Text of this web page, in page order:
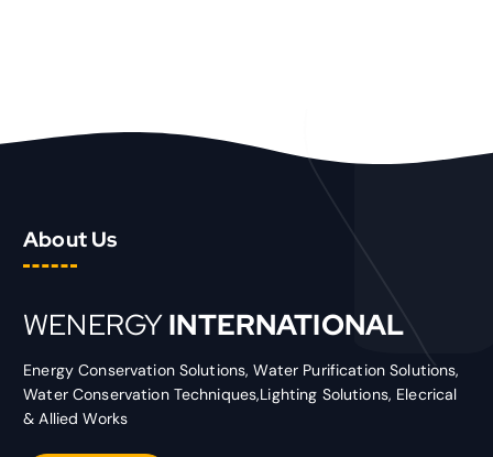
About Us
WENERGYINTERNATIONAL
Energy Conservation Solutions, Water Purification Solutions,
Water Conservation Techniques,Lighting Solutions, Elecrical
& Allied Works